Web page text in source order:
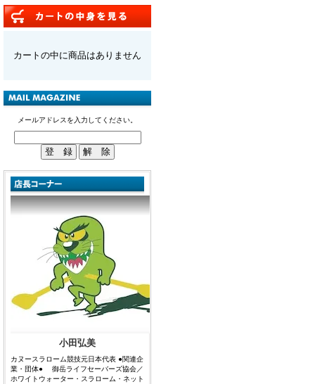
カートの中に商品はありません
メールアドレスを入力してください。
小田弘美
カヌースラローム競技元日本代表 ●関連企
業・団体● 御岳ライフセーバーズ協会／
ホワイトウォーター・スラローム・ネット